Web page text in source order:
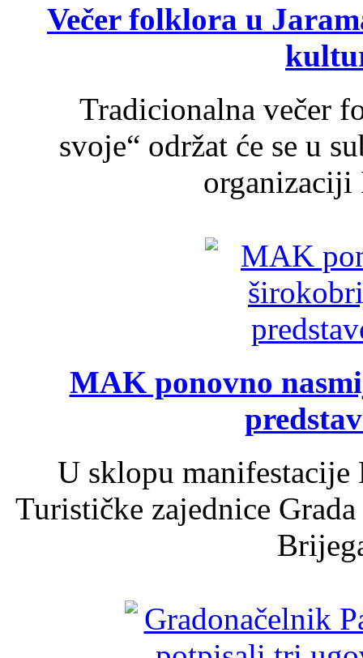
Večer folklora u
Tradicionalna večer
svoje“ održat će se u
organizaciji
MAK ponovno
U sklopu
Turističke zajednice